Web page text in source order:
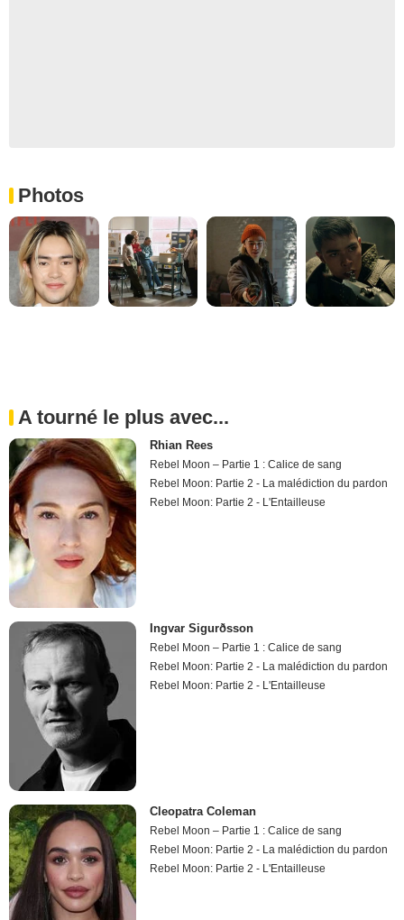
Photos
A tourné le plus avec...
Rhian Rees
Rebel Moon – Partie 1 : Calice de sang
Rebel Moon: Partie 2 - La malédiction du pardon
Rebel Moon: Partie 2 - L'Entailleuse
Ingvar Sigurðsson
Rebel Moon – Partie 1 : Calice de sang
Rebel Moon: Partie 2 - La malédiction du pardon
Rebel Moon: Partie 2 - L'Entailleuse
Cleopatra Coleman
Rebel Moon – Partie 1 : Calice de sang
Rebel Moon: Partie 2 - La malédiction du pardon
Rebel Moon: Partie 2 - L'Entailleuse